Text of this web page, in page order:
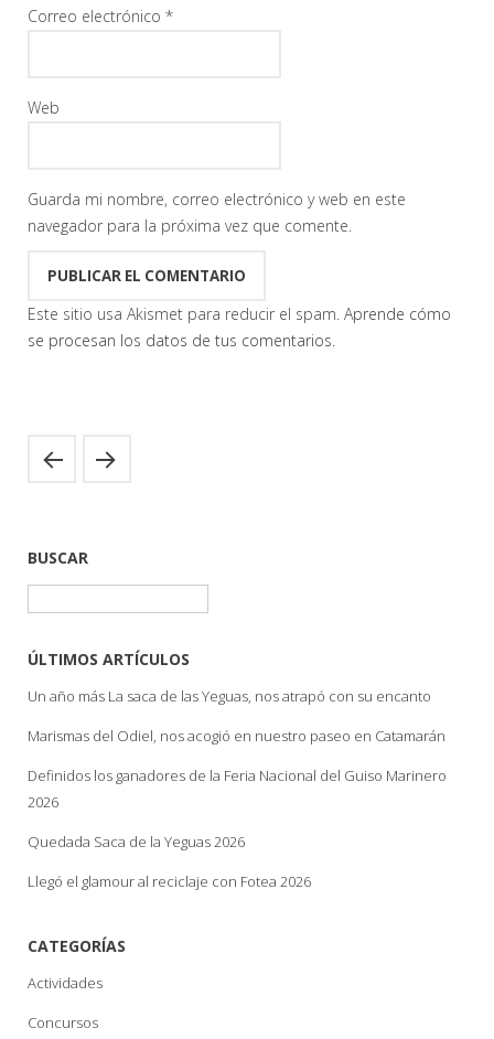
Correo electrónico *
Web
Guarda mi nombre, correo electrónico y web en este
navegador para la próxima vez que comente.
Este sitio usa Akismet para reducir el spam. Aprende cómo
se procesan los datos de tus comentarios.
BUSCAR
ÚLTIMOS ARTÍCULOS
Un año más La saca de las Yeguas, nos atrapó con su encanto
Marismas del Odiel, nos acogió en nuestro paseo en Catamarán
Definidos los ganadores de la Feria Nacional del Guiso Marinero
2026
Quedada Saca de la Yeguas 2026
Llegó el glamour al reciclaje con Fotea 2026
CATEGORÍAS
Actividades
Concursos